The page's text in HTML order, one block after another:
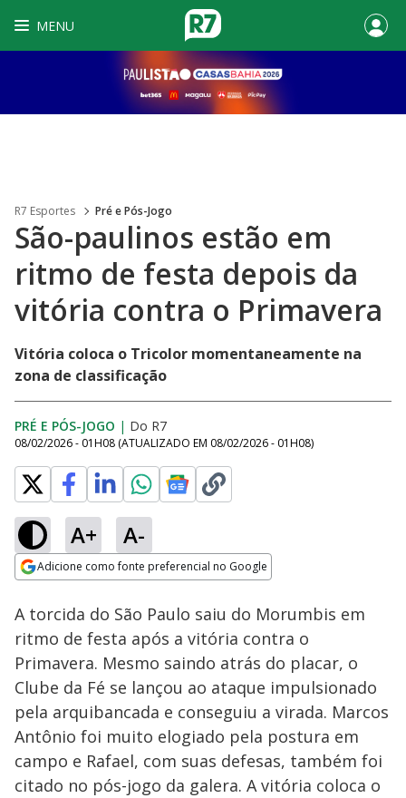
MENU
R7 Esportes Pré e Pós-Jogo
São-paulinos estão em
ritmo de festa depois da
vitória contra o Primavera
Vitória coloca o Tricolor momentaneamente na
zona de classificação
PRÉ E PÓS-JOGO | Do R7
08/02/2026 - 01H08 (ATUALIZADO EM 08/02/2026 - 01H08)
A+ A-
Adicione como fonte preferencial no Google
Ativar
Loaded :
2.05%
A torcida do São Paulo saiu do Morumbis em
ritmo de festa após a vitória contra o
Primavera. Mesmo saindo atrás do placar, o
Clube da Fé se lançou ao ataque impulsionado
pela arquibancada e conseguiu a virada. Marcos
Antônio foi muito elogiado pela postura em
campo e Rafael, com suas defesas, também foi
citado no pós-jogo da galera. A vitória coloca o